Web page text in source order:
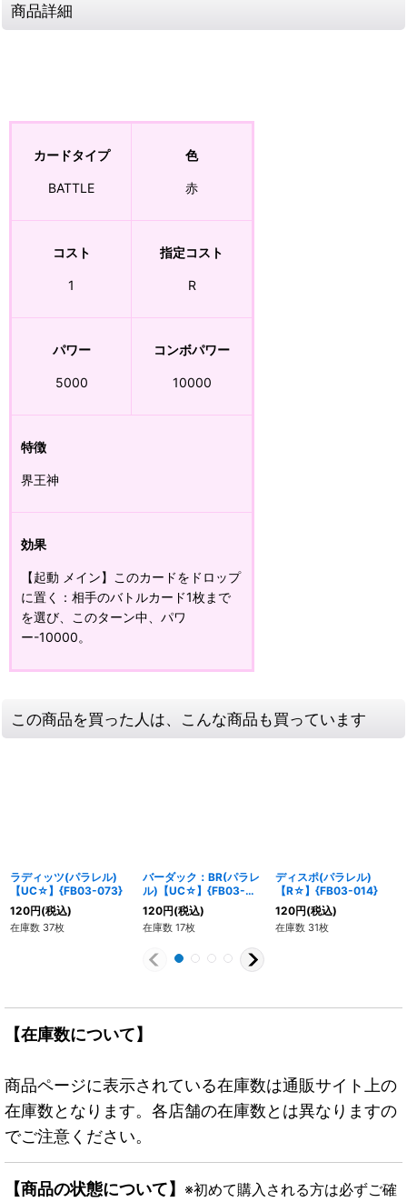
商品詳細
カードタイプ
BATTLE
色
赤
コスト
1
指定コスト
R
パワー
5000
コンボパワー
10000
特徴
界王神
効果
【起動 メイン】このカードをドロップ
に置く：相手のバトルカード1枚まで
を選び、このターン中、パワ
ー-10000。
この商品を買った人は、こんな商品も買っています
ラディッツ(パラレル)
【UC☆】{FB03-073}
120円(税込)
在庫数 37枚
バーダック：BR(パラレ
ル)【UC☆】{FB03-
122}
120円(税込)
在庫数 17枚
ディスポ(パラレル)
【R☆】{FB03-014}
120円(税込)
在庫数 31枚
【在庫数について】
商品ページに表示されている在庫数は通販サイト上の
在庫数となります。各店舗の在庫数とは異なりますの
でご注意ください。
【商品の状態について】 ※初めて購入される方は必ずご確